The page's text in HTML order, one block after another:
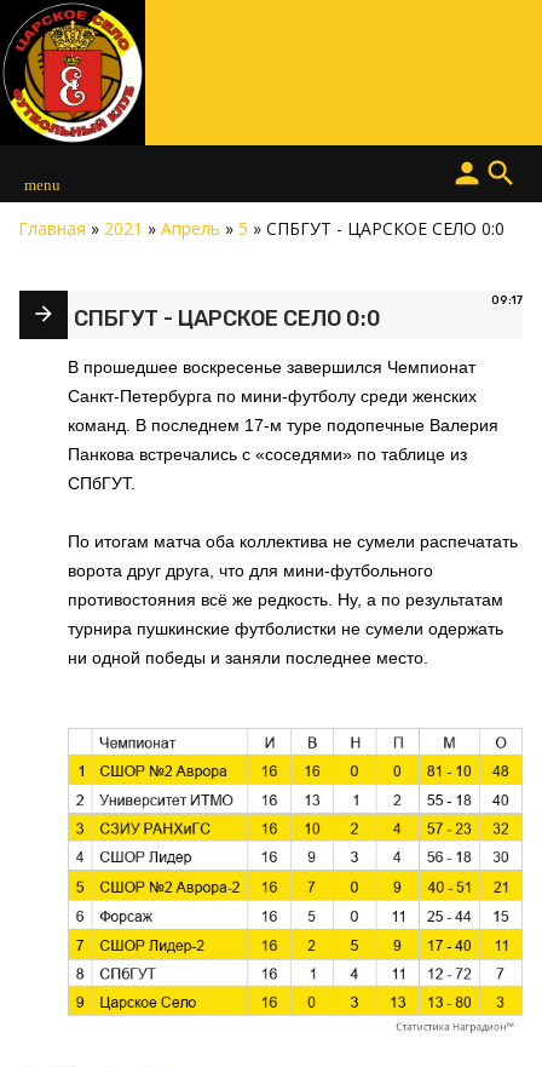
menu search
person
Главная » 2021 » Апрель » 5 » СПБГУТ - ЦАРСКОЕ СЕЛО 0:0
09:17
СПБГУТ - ЦАРСКОЕ СЕЛО 0:0
В прошедшее воскресенье завершился Чемпионат
Санкт-Петербурга по мини-футболу среди женских
команд. В последнем 17-м туре подопечные Валерия
Панкова встречались с «соседями» по таблице из
СПбГУТ.
По итогам матча оба коллектива не сумели распечатать
ворота друг друга, что для мини-футбольного
противостояния всё же редкость. Ну, а по результатам
турнира пушкинские футболистки не сумели одержать
ни одной победы и заняли последнее место.